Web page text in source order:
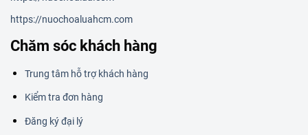
https://nuochoaluahcm.com
Chăm sóc khách hàng
Trung tâm hỗ trợ khách hàng
Kiểm tra đơn hàng
Đăng ký đại lý